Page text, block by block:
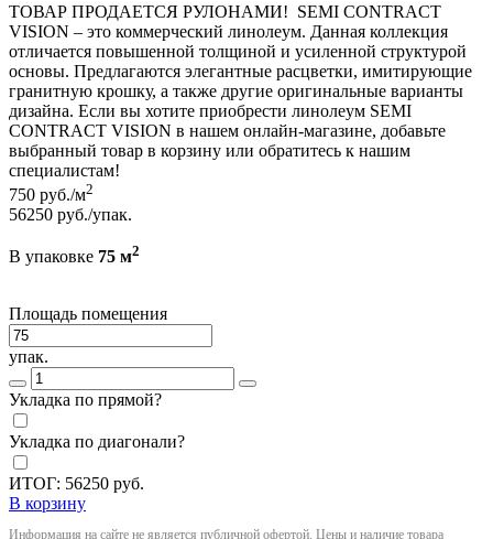
ТОВАР ПРОДАЕТСЯ РУЛОНАМИ! SEMI CONTRACT
VISION – это коммерческий линолеум. Данная коллекция
отличается повышенной толщиной и усиленной структурой
основы. Предлагаются элегантные расцветки, имитирующие
гранитную крошку, а также другие оригинальные варианты
дизайна. Если вы хотите приобрести линолеум SEMI
CONTRACT VISION в нашем онлайн-магазине, добавьте
выбранный товар в корзину или обратитесь к нашим
специалистам!
750 руб./м2
56250 руб./упак.
В упаковке 75 м2
Площадь помещения
упак.
Укладка по прямой?
Укладка по диагонали?
ИТОГ: 56250 руб.
В корзину
Информация на сайте не является публичной офертой. Цены и наличие товара